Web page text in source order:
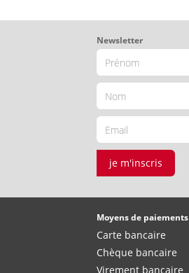
Newsletter
je m'inscris
Moyens de paiements
Carte bancaire
Chèque bancaire
Virement bancaire